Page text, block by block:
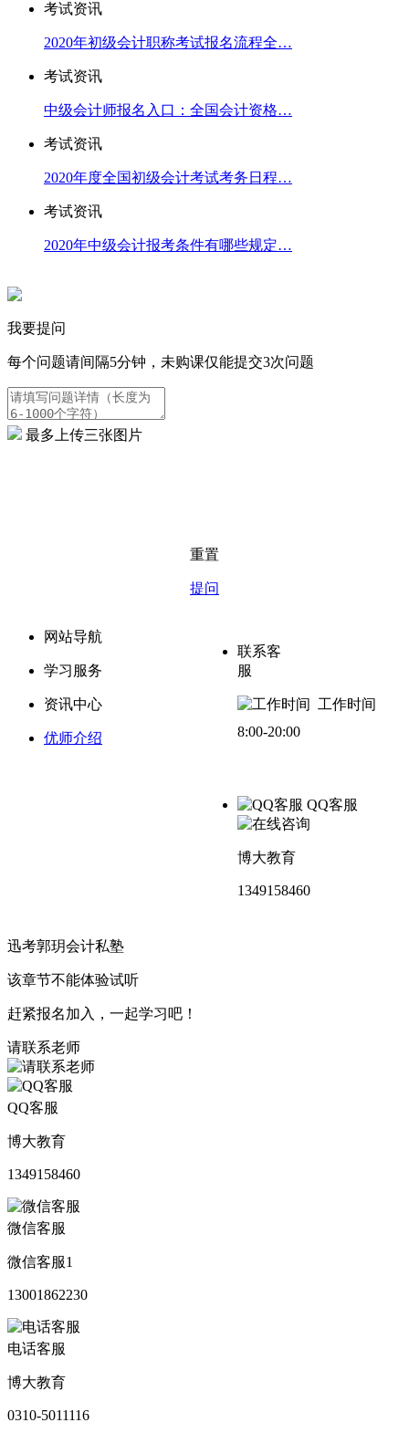
考试资讯
2020年初级会计职称考试报名流程全…
考试资讯
中级会计师报名入口：全国会计资格…
考试资讯
2020年度全国初级会计考试考务日程…
考试资讯
2020年中级会计报考条件有哪些规定…
我要提问
每个问题请间隔5分钟，未购课仅能提交3次问题
最多上传三张图片
重置
提问
网站导航
学习服务
资讯中心
优师介绍
联系客
服
工作时间
8:00-20:00
QQ客服
博大教育
1349158460
迅考郭玥会计私塾
该章节不能体验试听
赶紧报名加入，一起学习吧！
请联系老师
QQ客服
博大教育
1349158460
微信客服
微信客服1
13001862230
电话客服
博大教育
0310-5011116